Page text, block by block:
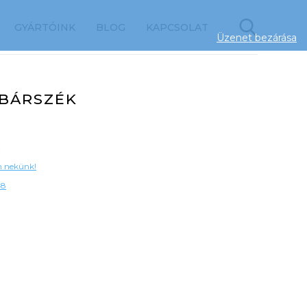
Üzenet bezárása
GYÁRTÓINK BLOG KAPCSOLAT
nekünk!